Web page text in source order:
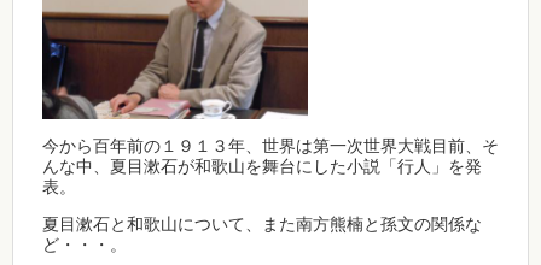
今から百年前の１９１３年、世界は第一次世界大戦目前、そ
んな中、夏目漱石が和歌山を舞台にした小説「行人」を発
表。
夏目漱石と和歌山について、また南方熊楠と孫文の関係な
ど・・・。